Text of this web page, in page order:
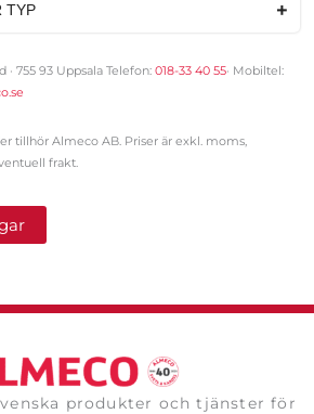
TYP
· 755 93 Uppsala Telefon: 018-33 40 55· Mobiltel:
tillhör Almeco AB. Priser är exkl. moms,
frakt.
produkter och tjänster för